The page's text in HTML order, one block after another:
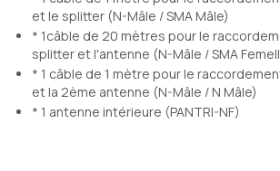
et le splitter (N-Mâle / SMA Mâle)
* 1câble de 20 mètres pour le
splitter et l'antenne (N-Mâle / SMA
* 1 câble de 1 mètre pour le
et la 2ème antenne (N-Mâle / N Mâle)
* 1 antenne intérieure (PANTRI-NF)